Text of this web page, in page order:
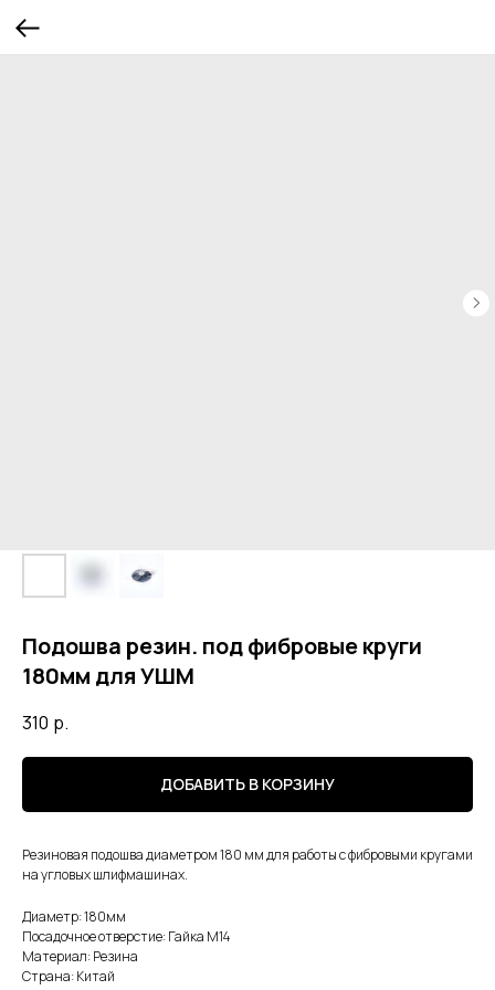
Подошва резин. под фибровые круги
180мм для УШМ
310 р.
ДОБАВИТЬ В КОРЗИНУ
Резиновая подошва диаметром 180 мм для работы с фибровыми кругами
на угловых шлифмашинах.
Диаметр: 180мм
Посадочное отверстие: Гайка М14
Материал: Резина
Страна: Китай